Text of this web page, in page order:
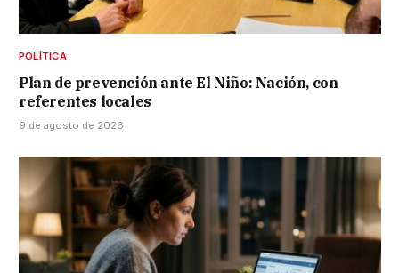
POLÍTICA
Plan de prevención ante El Niño: Nación, con
referentes locales
9 de agosto de 2026